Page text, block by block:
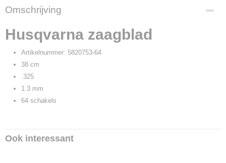
Productcode
9568
Productcode leverancier
5820753-64
Omschrijving
Husqvarna zaagblad
Artikelnummer: 5820753-64
38 cm
.325
1.3 mm
64 schakels
Ook interessant